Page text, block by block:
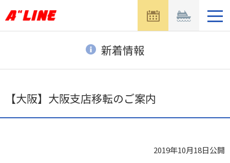
ュ
開
新着情報
【大阪】大阪支店移転のご案内
2019年10月18日公開